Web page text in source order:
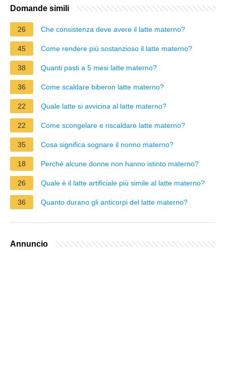
Domande simili
26 Che consistenza deve avere il latte materno?
45 Come rendere più sostanzioso il latte materno?
38 Quanti pasti a 5 mesi latte materno?
36 Come scaldare biberon latte materno?
22 Quale latte si avvicina al latte materno?
22 Come scongelare e riscaldare latte materno?
35 Cosa significa sognare il nonno materno?
18 Perché alcune donne non hanno istinto materno?
26 Quale è il latte artificiale più simile al latte materno?
36 Quanto durano gli anticorpi del latte materno?
Annuncio